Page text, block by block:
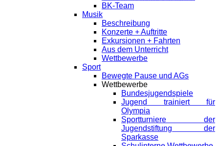
BK-Team
Musik
Beschreibung
Konzerte + Auftritte
Exkursionen + Fahrten
Aus dem Unterricht
Wettbewerbe
Sport
Bewegte Pause und AGs
Wettbewerbe
Bundesjugendspiele
Jugend trainiert für
Olympia
Sportturniere der
Jugendstiftung der
Sparkasse